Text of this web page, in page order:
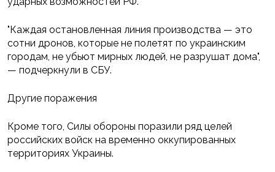
"Каждая остановленная линия производства — это
сотни дронов, которые не полетят по украинским
городам, не убьют мирных людей, не разрушат дома",
— подчеркнули в СБУ.
Другие поражения
Кроме того, Силы обороны поразили ряд целей
российских войск на временно оккупированных
территориях Украины.